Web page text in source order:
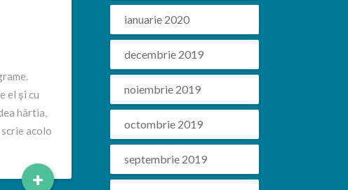
el și cu
hârtia,
acolo
+Read
ianuarie 2020
decembrie 2019
noiembrie 2019
octombrie 2019
septembrie 2019